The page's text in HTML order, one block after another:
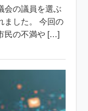
会の議員を選ぶ
ました。 今回の
民の不満や […]